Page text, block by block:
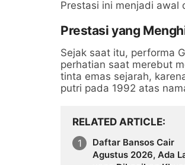
Prestasi ini menjadi awal
Prestasi yang
Sejak saat itu, performa
perhatian saat merebut
tinta emas sejarah,
putri pada 1992 atas
RELATED ARTICLE
Daftar Bansos Cair
Agustus 2026, Ada